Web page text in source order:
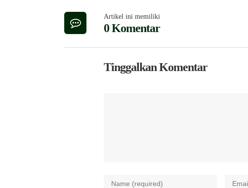
Artikel ini memiliki
0 Komentar
Tinggalkan Komentar